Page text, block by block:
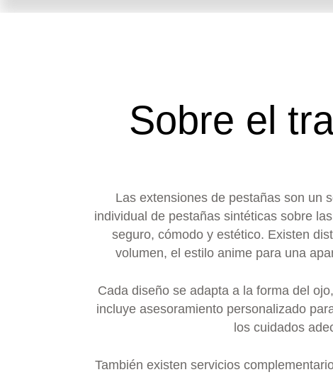
Sobre el
Las extensiones de pestañas son un
individual de pestañas sintéticas sobre
seguro, cómodo y estético. Existen
volumen, el estilo anime para una
Cada diseño se adapta a la forma del
incluye asesoramiento personalizado
los cuidados
También existen servicios